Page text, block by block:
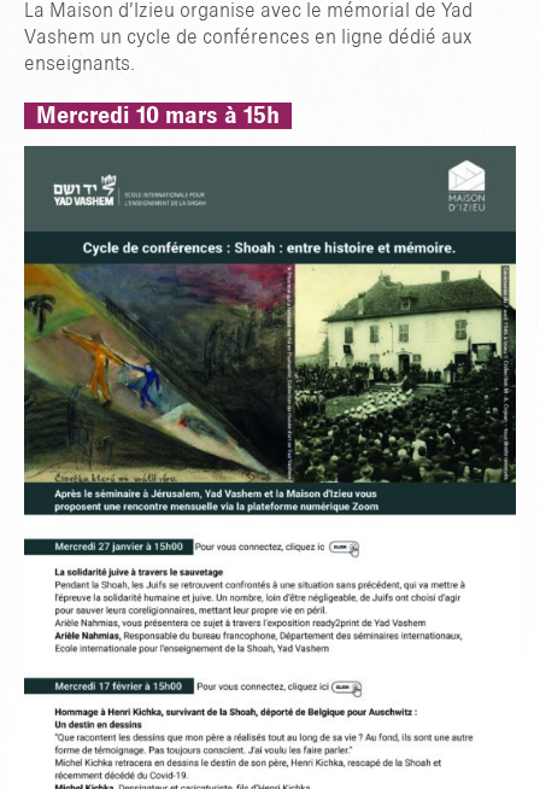
La Maison d’Izieu organise avec le mémorial de Yad
Vashem un cycle de conférences en ligne dédié aux
enseignants.
Mercredi 10 mars à 15h